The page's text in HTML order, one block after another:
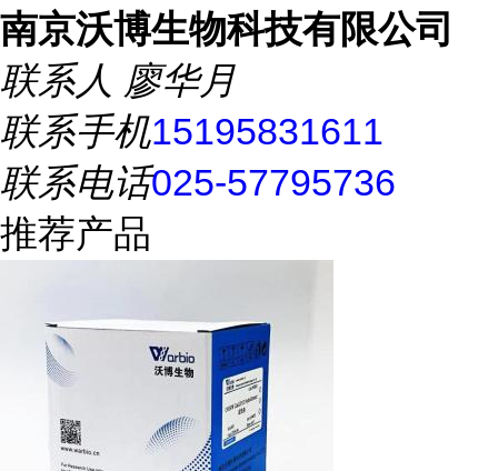
南京沃博生物科技有限公司
联系人 廖华月
联系手机15195831611
联系电话025-57795736
推荐产品